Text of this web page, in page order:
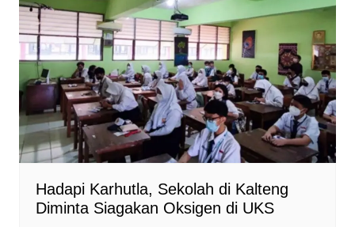
Hadapi Karhutla, Sekolah di Kalteng
Diminta Siagakan Oksigen di UKS